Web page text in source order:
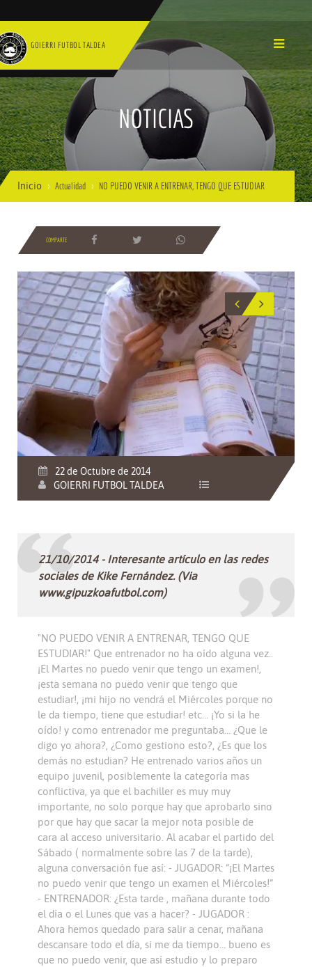
GOIERRI FUTBOL TALDEA
NOTICIAS
Inicio Actualidad NO PUEDO VENIR A ENTRENAR, TENGO QUE ESTUDIAR
COMPARTE
22 de Octubre de 2014
GOIERRI FUTBOL TALDEA
21/10/2014 - Interesante artículo en las redes
sociales de Kike Fernández. (Via
www.gipuzkoafutbol.com)
"NO PUEDO VENIR A ENTRENAR, TENGO QUE
ESTUDIAR!" Que entrenador no ha oído alguna vez..
¡El Martes no puedo venir que tengo un examen!,
¡esta semana no puedo venir que tengo que
estudiar!, ¡mi hijo no vendrá el Miércoles porque no
le da tiempo, tiene que estudiar! etc… ¡Yo si la he
oído! y como entrenador me preguntaba… ¿Que le
digo yo ahora?, ¿Como gestiono esto?, ¿Es que los
demás no estudian? He entrenado varios años un
equipo juvenil, posiblemente la categoría mas
conflictiva, ya que el bachiller es muy muy
importante, no solo porque hay que aprobarlo sino
por que hay que sacar la mejor nota posible de
cara al acceso universitario. Al acabar el partido del
Sábado ( normalmente sobre las 7 de la tarde),
alguna conversación fue así: - JUGADOR: “¡El Martes
no puedo venir que tengo un examen el Miércoles!”
- ENTRENADOR: ¿Esta tarde , mañana durante todo
el día o el Lunes que vas a hacer? - JUGADOR :
Ahora hemos quedado para salir a cenar, mañana
descansare todo el día, si me da tiempo… bueno es
que no puedo venir, que así estudio y lo preparo